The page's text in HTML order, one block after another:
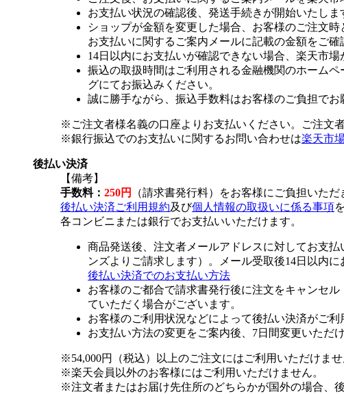
お支払い状況の確認後、発送手続きが開始いたしま
ショップが金額を変更した場合、お客様のご注文
お支払いに関するご案内メールに記載の金額をご確
14日以内にお支払いが確認できない場合、楽天市
振込の取扱時間はご利用される金融機関のホーム
グにてお振込みください。
誠に勝手ながら、振込手数料はお客様のご負担でお
※ご注文者様名義の口座よりお支払いください。ご注文
※銀行振込でのお支払いに関するお問い合わせは楽天市
後払い決済
【備考】
手数料： 250円
（請求書発行料）をお客様にご負担いただ
後払い決済ご利用規約及び個人情報の取扱いに係る事項
各コンビニまたは銀行でお支払いいただけます。
商品発送後、注文者メールアドレスに対してお支
ンズよりご請求します）。メール受取後14日以内に
後払い決済でのお支払い方法
お客様のご都合で請求書発行後に注文をキャンセ
ていただく場合がございます。
お客様のご利用状況などによって後払い決済がご
お支払い方法の変更をご案内後、7日間変更いただ
※54,000円（税込）以上のご注文にはご利用いただけませ
※楽天会員以外のお客様にはご利用いただけません。
※注文者またはお届け先住所のどちらかが国外の場合、